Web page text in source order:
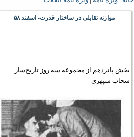
موازنه تقابلی در ساختار قدرت- اسفند ۵۸
بخش پانزدهم از مجموعه سه روز تاریخ‌ساز
سحاب سپهری